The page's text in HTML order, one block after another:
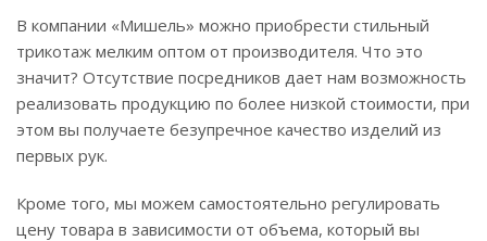
В компании «Мишель» можно приобрести стильный
трикотаж мелким оптом от производителя. Что это
значит? Отсутствие посредников дает нам возможность
реализовать продукцию по более низкой стоимости, при
этом вы получаете безупречное качество изделий из
первых рук.
Кроме того, мы можем самостоятельно регулировать
цену товара в зависимости от объема, который вы